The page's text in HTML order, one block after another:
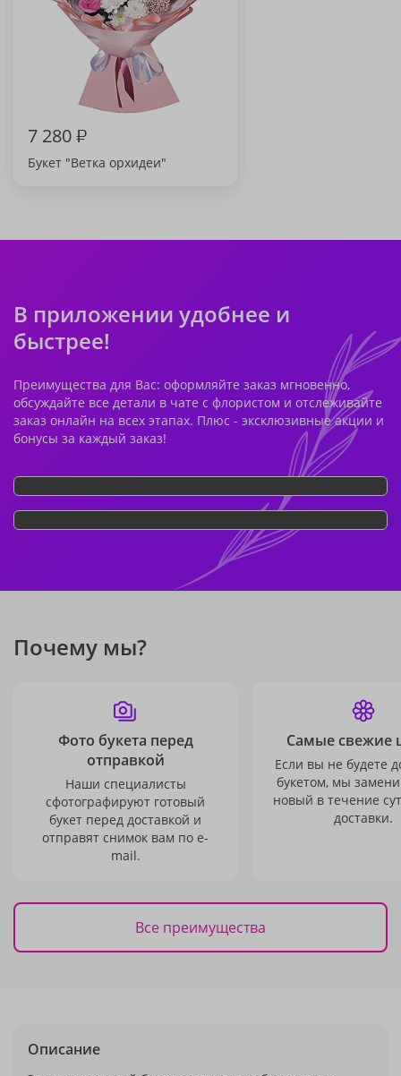
7 280₽
Букет "Ветка орхидеи"
В приложении удобнее и
быстрее!
Преимущества для Вас: оформляйте заказ мгновенно,
обсуждайте все детали в чате с флористом и отслеживайте
заказ онлайн на всех этапах. Плюс - эксклюзивные акции и
бонусы за каждый заказ!
Почему мы?
Фото букета перед
отправкой
Наши специалисты
сфотографируют готовый
букет перед доставкой и
отправят снимок вам по e-
mail.
Самые свежие
Если вы не будете
букетом, мы
новый в течение
доставки.
Все преимущества
Описание